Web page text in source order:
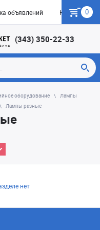
объявлений Как купить
0
(343) 350-22-33
оборудование
Лампы
Лампы разные
нет